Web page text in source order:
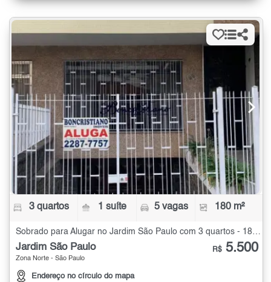
3 quartos 1 suíte 5 vagas 180 m²
Sobrado para Alugar no Jardim São Paulo com 3 quartos - 180 m²
Jardim São Paulo
Zona Norte - São Paulo
Endereço no círculo do mapa
R$ 5.500